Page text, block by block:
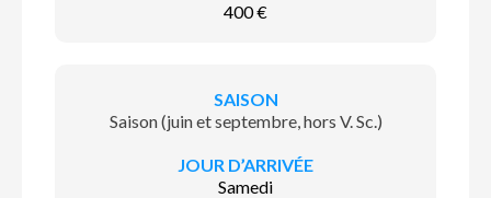
400 €
Saison (juin et septembre, hors V. Sc.)
Samedi